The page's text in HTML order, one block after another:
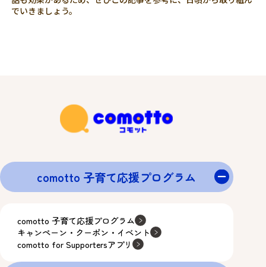
でいきましょう。
comotto 子育て応援プログラム
comotto 子育て応援プログラム
キャンペーン・クーポン・イベント
comotto for Supportersアプリ